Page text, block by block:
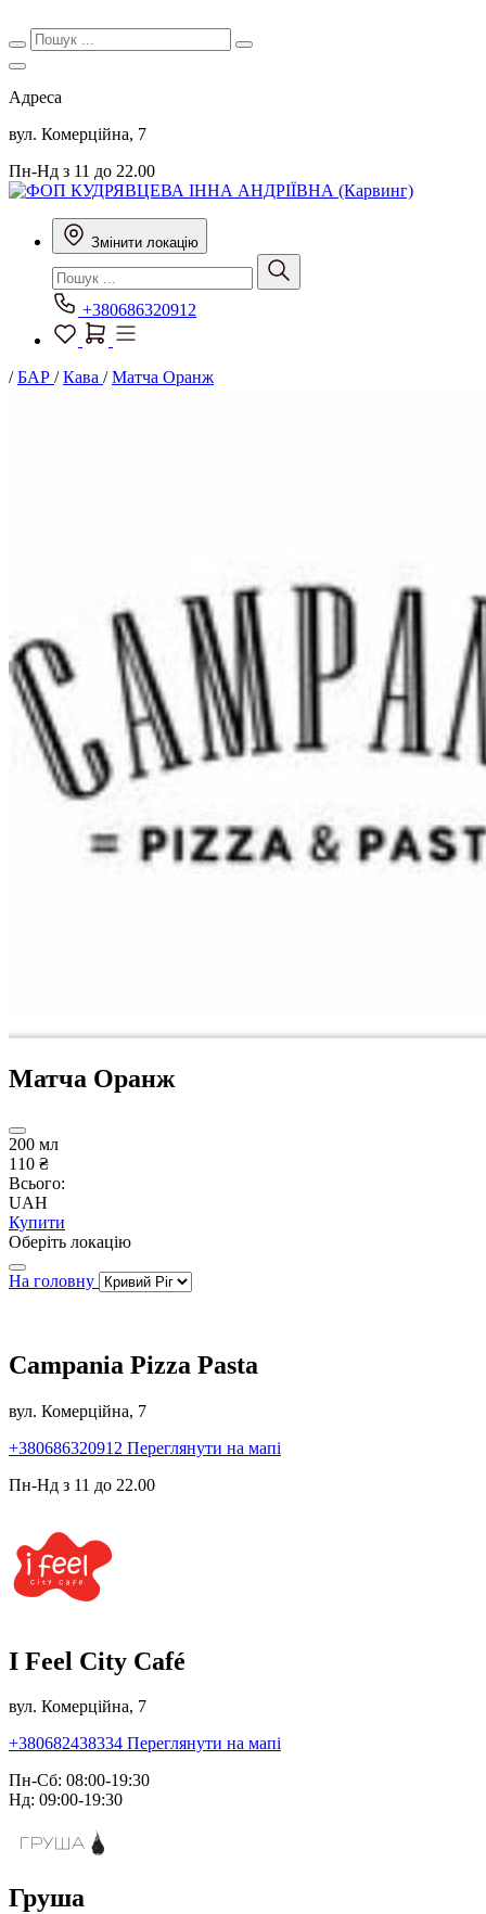
Адреса
вул. Комерційна, 7
Пн-Нд з 11 до 22.00
Змінити локацію
+380686320912
/БАР /Кава /Матча Оранж
Матча Оранж
200 мл
110 ₴
Всього:
UAH
Купити
Оберіть локацію
На головну
Campania Pizza Pasta
вул. Комерційна, 7
+380686320912 Переглянути на мапі
Пн-Нд з 11 до 22.00
I Feel City Café
вул. Комерційна, 7
+380682438334 Переглянути на мапі
Пн-Сб: 08:00-19:30
Нд: 09:00-19:30
Груша